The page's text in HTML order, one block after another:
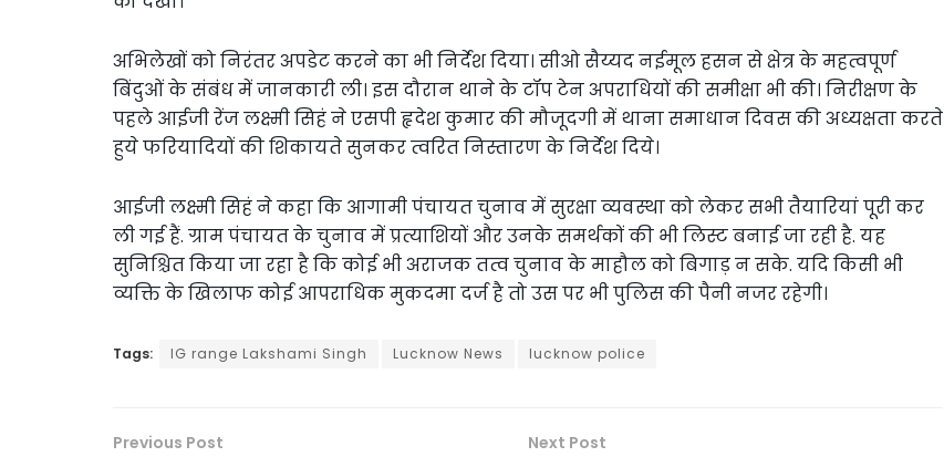
अभिलेखों को निरंतर अपडेट करने का भी निर्देश दिया। सीओ सैय्यद नईमूल हसन से क्षेत्र के महत्वपूर्ण
बिंदुओं के संबंध में जानकारी ली। इस दौरान थाने के टॉप टेन अपराधियों की समीक्षा भी की। निरीक्षण के
पहले आईजी रेंज लक्ष्मी सिहं ने एसपी हृदेश कुमार की मौजूदगी में थाना समाधान दिवस की अध्यक्षता करते
हुये फरियादियों की शिकायते सुनकर त्वरित निस्तारण के निर्देश दिये।
आईजी लक्ष्मी सिहं ने कहा कि आगामी पंचायत चुनाव में सुरक्षा व्यवस्था को लेकर सभी तैयारियां पूरी कर
ली गई हैं. ग्राम पंचायत के चुनाव में प्रत्याशियों और उनके समर्थकों की भी लिस्ट बनाई जा रही है. यह
सुनिश्चित किया जा रहा है कि कोई भी अराजक तत्व चुनाव के माहौल को बिगाड़ न सके. यदि किसी भी
व्यक्ति के खिलाफ कोई आपराधिक मुकदमा दर्ज है तो उस पर भी पुलिस की पैनी नजर रहेगी।
Tags: IG range Lakshami Singh Lucknow News lucknow police
Previous Post Next Post